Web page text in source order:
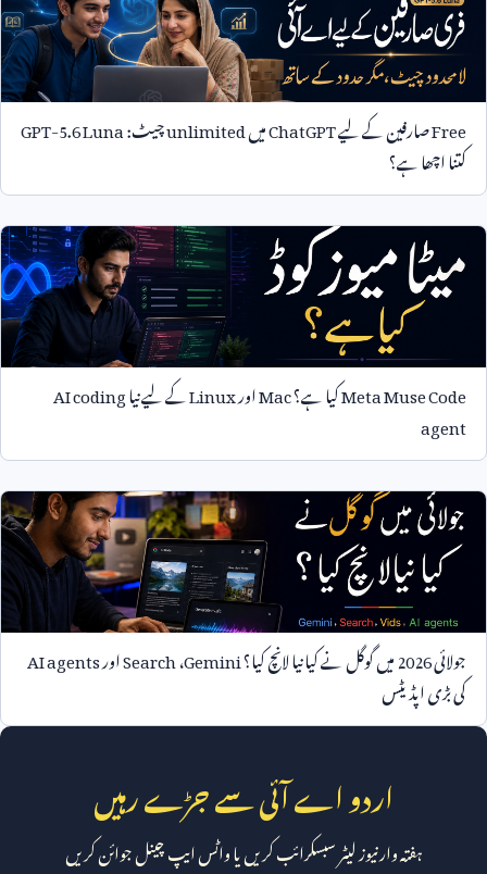
Freeصارفین کے لیےChatGPTمیںunlimitedچیٹ:GPT-5.6 Luna
کتنا اچھا ہے؟
Meta Muse Codeکیا ہے؟MacاورLinuxکے لیے نیاAI coding
agent
جولائی2026میں گوگل نے کیا نیا لانچ کیا؟Gemini،SearchاورAI agents
کی بڑی اپڈیٹس
اردو اے آئی سے جڑے رہیں
ہفتہ وار نیوز لیٹر سبسکرائب کریں یا واٹس ایپ چینل جوائن کریں